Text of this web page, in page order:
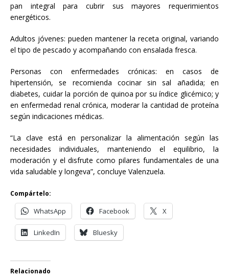
pan integral para cubrir sus mayores requerimientos
energéticos.
Adultos jóvenes: pueden mantener la receta original, variando
el tipo de pescado y acompañando con ensalada fresca.
Personas con enfermedades crónicas: en casos de
hipertensión, se recomienda cocinar sin sal añadida; en
diabetes, cuidar la porción de quinoa por su índice glicémico; y
en enfermedad renal crónica, moderar la cantidad de proteína
según indicaciones médicas.
“La clave está en personalizar la alimentación según las
necesidades individuales, manteniendo el equilibrio, la
moderación y el disfrute como pilares fundamentales de una
vida saludable y longeva”, concluye Valenzuela.
Compártelo:
WhatsApp Facebook X
LinkedIn Bluesky
Relacionado